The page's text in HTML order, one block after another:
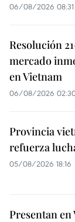
06/08/2026 08:31
Resolución
mercado
en Vietnam
06/08/2026
Provincia
refuerza
05/08/2026 18:16
Presentan en